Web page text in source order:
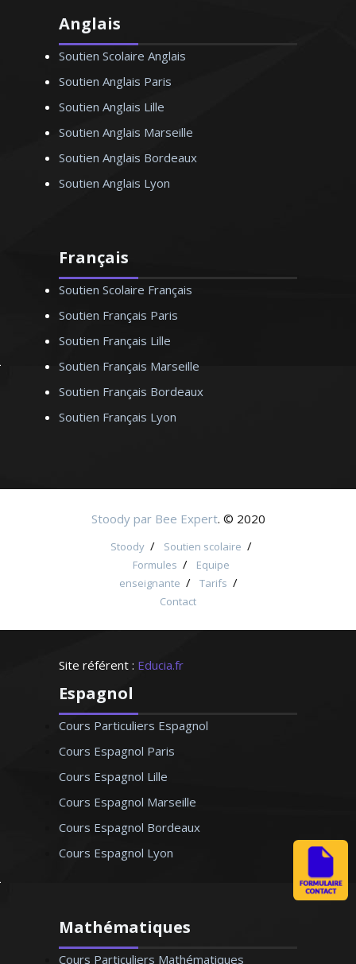
Anglais
Soutien Scolaire Anglais
Soutien Anglais Paris
Soutien Anglais Lille
Soutien Anglais Marseille
Soutien Anglais Bordeaux
Soutien Anglais Lyon
Français
Soutien Scolaire Français
Soutien Français Paris
Soutien Français Lille
Soutien Français Marseille
Soutien Français Bordeaux
Soutien Français Lyon
Stoody par Bee Expert. © 2020
Stoody / Soutien scolaire /
Formules /
Equipe
enseignante / Tarifs /
Contact
Site référent : Educia.fr
Espagnol
Cours Particuliers Espagnol
Cours Espagnol Paris
Cours Espagnol Lille
Cours Espagnol Marseille
Cours Espagnol Bordeaux
Cours Espagnol Lyon
Mathématiques
Cours Particuliers Mathématiques